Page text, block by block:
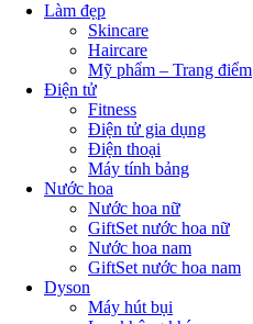
Làm đẹp
Skincare
Haircare
Mỹ phẩm – Trang điểm
Điện tử
Fitness
Điện tử gia dụng
Điện thoại
Máy tính bảng
Nước hoa
Nước hoa nữ
GiftSet nước hoa nữ
Nước hoa nam
GiftSet nước hoa nam
Dyson
Máy hút bụi